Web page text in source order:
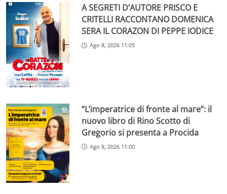
A SEGRETI D’AUTORE PRISCO E
CRITELLI RACCONTANO DOMENICA
SERA IL CORAZON DI PEPPE IODICE
Ago 8, 2026 11:05
“L’imperatrice di fronte al mare”: il
nuovo libro di Rino Scotto di
Gregorio si presenta a Procida
Ago 8, 2026 11:00